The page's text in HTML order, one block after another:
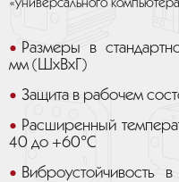
«универсального
Размеры в
мм (ШхВхГ)
Защита в рабочем
Расширенный
40 до +60°С
Виброустойчивость